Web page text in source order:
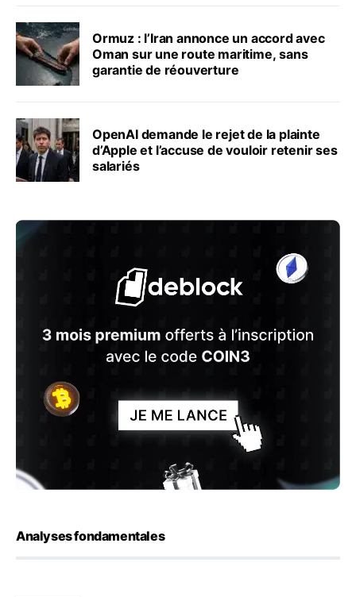
Ormuz : l’Iran annonce un accord avec
Oman sur une route maritime, sans
garantie de réouverture
OpenAI demande le rejet de la plainte
d’Apple et l’accuse de vouloir retenir ses
salariés
Analyses fondamentales